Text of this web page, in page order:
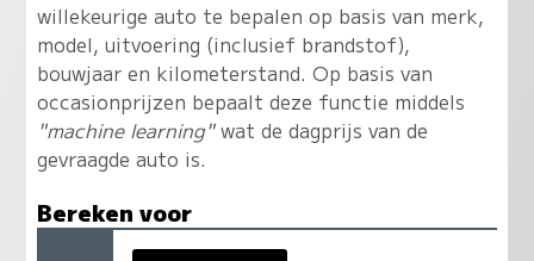
willekeurige auto te bepalen op basis van merk,
model, uitvoering (inclusief brandstof),
bouwjaar en kilometerstand. Op basis van
occasionprijzen bepaalt deze functie middels
"machine learning"wat de dagprijs van de
gevraagde auto is.
Bereken voor